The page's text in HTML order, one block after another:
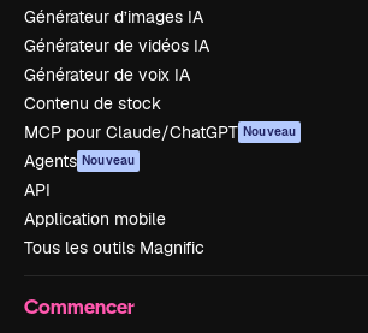
Générateur d’images IA
Générateur de vidéos IA
Générateur de voix IA
Contenu de stock
MCP pour Claude/ChatGPT Nouveau
Agents Nouveau
API
Application mobile
Tous les outils Magnific
Commencer